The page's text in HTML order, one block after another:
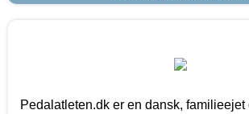
Pedalatleten.dk er en dansk, familieejet